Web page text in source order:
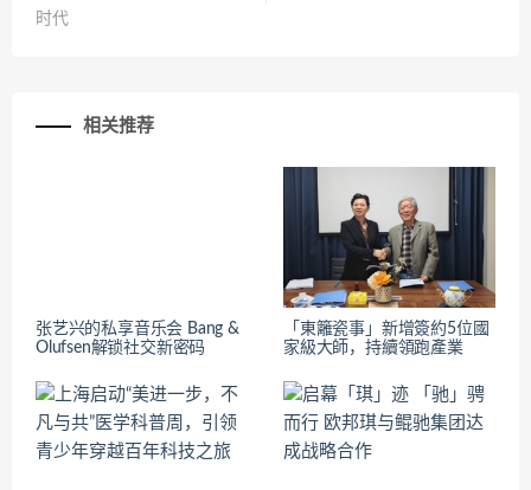
时代
相关推荐
张艺兴的私享音乐会 Bang &
Olufsen解锁社交新密码
「東籬瓷事」新增簽約5位國
家級大師，持續領跑產業